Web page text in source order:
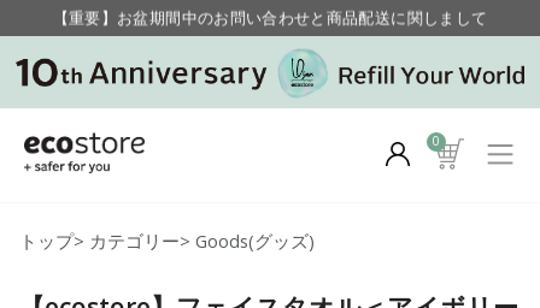
【重要】お盆期間中のお問い合わせと商品配送に関しまして
毎月お得にポイントが貯まる！ “月のポイントアップデー”
0
トップ> カテゴリー> Goods(グッズ)